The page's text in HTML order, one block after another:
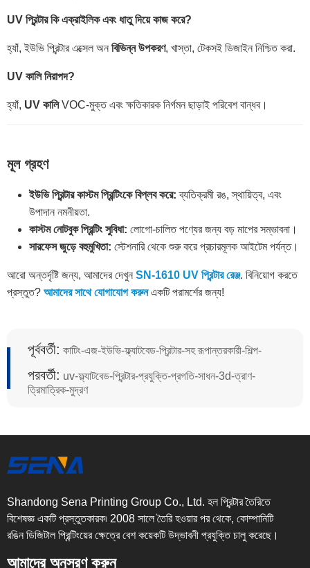
UV প্রিন্টার কি এক্রাইলিক এবং ধাতু দিয়ে কাজ করে?
হ্যাঁ, ইউভি প্রিন্টার এক্সেল অন বিভিন্ন উপকরণ, খাস্তা, টেকসই ডিজাইন নিশ্চিত করা.
UV কালি নিরাপদ?
হ্যাঁ, UV কালিVOC-মুক্ত এবং ক্ষতিকারক নির্গমন ছাড়াই পরিবেশ বান্ধব।
মূল গ্রহণ
ইউভি প্রিন্টার কাস্টম প্রিন্টিংকে বিপ্লব করে: ব্যতিক্রমী রঙ, স্থায়িত্ব, এবং
উপাদান নমনীয়তা.
কাস্টম নোটবুক প্রিন্টিং সুবিধা: লোগো-চালিত পণ্যের জন্য বড় মাপের সম্ভাবনা।
সারফেস জুড়ে বহুমুখিতা: স্টেশনারি থেকে শুরু করে প্রচারমূলক আইটেম পর্যন্ত।
আরো অন্তর্দৃষ্টি জন্য, আমাদের দেখুন SN-1610 UV প্রিন্টার রেঞ্জ. বিনিয়োগ করতে
প্রস্তুত? আমাদের সাথে যোগাযোগ করুনএকটি পরামর্শের জন্য!
পূর্ববর্তী: কাটিং-এজ-ইউভি-ফ্ল্যাটবেড-প্রিন্টার-সহ রূপান্তরকারী-শিল্প-
পরবর্তী: uv-ফ্ল্যাটবেড-প্রিন্টার-প্রযুক্তি-প্রগতি-সাধন-3d-ত্রাণ-
ত্রিমাত্রিক-মুদ্রণ
Shandong Sena Printing Group Co., Ltd. হল প্রিন্টার তৈরিতে
বিশেষজ্ঞ একটি প্রস্তুতকারক৷ 2008 সালে তৈরি হওয়ার পর থেকে, কোম্পানিটি
রঙিন ডিজিটাল প্রিন্টিংয়ের ক্ষেত্রে বেশ কয়েকটি উদ্ভাবনী প্রযুক্তি চালু করেছে।
আমাদের অনুসরণ করুন